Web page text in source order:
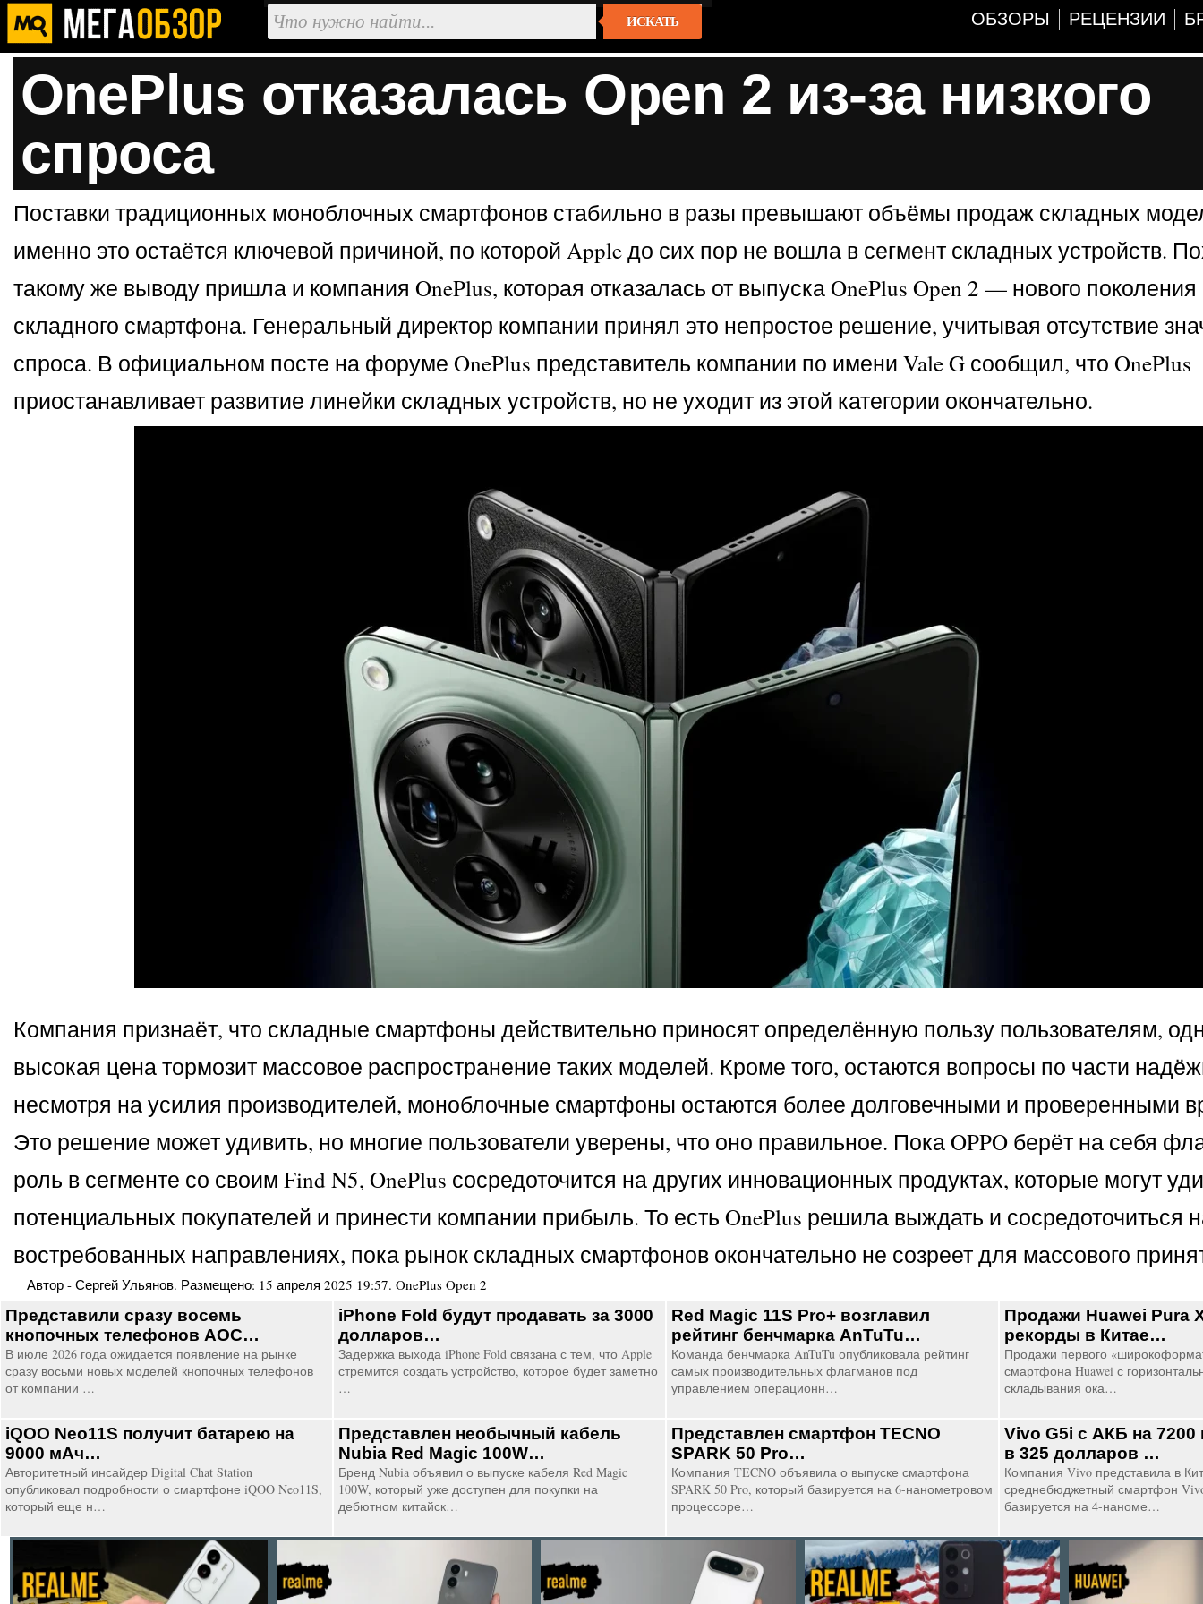
ИСКАТЬ ОБЗОРЫ РЕЦЕНЗИИ
OnePlus отказалась Open 2 из-за низкого
спроса
Поставки традиционных моноблочных смартфонов стабильно в разы превышают объёмы продаж складных
именно это остаётся ключевой причиной, по которой Apple до сих пор не вошла в сегмент складных устройств.
такому же выводу пришла и компания OnePlus, которая отказалась от выпуска OnePlus Open 2 — нового поколения
складного смартфона. Генеральный директор компании принял это непростое решение, учитывая отсутствие
спроса. В официальном посте на форуме OnePlus представитель компании по имени Vale G сообщил, что OnePlus
приостанавливает развитие линейки складных устройств, но не уходит из этой категории окончательно.
Компания признаёт, что складные смартфоны действительно приносят определённую пользу пользователям,
высокая цена тормозит массовое распространение таких моделей. Кроме того, остаются вопросы по части
несмотря на усилия производителей, моноблочные смартфоны остаются более долговечными и проверенными
Это решение может удивить, но многие пользователи уверены, что оно правильное. Пока OPPO берёт на себя
роль в сегменте со своим Find N5, OnePlus сосредоточится на других инновационных продуктах, которые могут
потенциальных покупателей и принести компании прибыль. То есть OnePlus решила выждать и сосредоточиться
востребованных направлениях, пока рынок складных смартфонов окончательно не созреет для массового
Автор - Сергей Ульянов. Размещено: 15 апреля 2025 19:57. OnePlus Open 2
Представили сразу восемь
кнопочных телефонов AOC…
В июле 2026 года ожидается появление на рынке
сразу восьми новых моделей кнопочных телефонов
от компании …
iPhone Fold будут продавать за 3000
долларов…
Задержка выхода iPhone Fold связана с тем, что Apple
стремится создать устройство, которое будет заметно
…
Red Magic 11S Pro+ возглавил
рейтинг бенчмарка AnTuTu…
Команда бенчмарка AnTuTu опубликовала рейтинг
самых производительных флагманов под
управлением операционн…
Продажи Huawei Pura
рекорды в Китае…
Продажи первого
смартфона Huawei с
складывания ока…
iQOO Neo11S получит батарею на
9000 мАч…
Авторитетный инсайдер Digital Chat Station
опубликовал подробности о смартфоне iQOO Neo11S,
который еще н…
Представлен необычный кабель
Nubia Red Magic 100W…
Бренд Nubia объявил о выпуске кабеля Red Magic
100W, который уже доступен для покупки на
дебютном китайск…
Представлен смартфон TECNO
SPARK 50 Pro…
Компания TECNO объявила о выпуске смартфона
SPARK 50 Pro, который базируется на 6-нанометровом
процессоре…
Vivo G5i с АКБ на
в 325 долларов …
Компания Vivo представила в
среднебюджетный смартфон
базируется на 4-наноме…